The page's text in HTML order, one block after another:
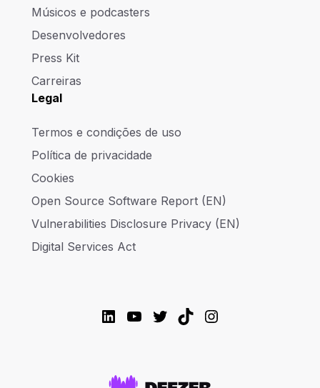
Músicos e podcasters
Desenvolvedores
Press Kit
Carreiras
Legal
Termos e condições de uso
Política de privacidade
Cookies
Open Source Software Report (EN)
Vulnerabilities Disclosure Privacy (EN)
Digital Services Act
LinkedIn
YouTube
Twitter
TikTokInstagram